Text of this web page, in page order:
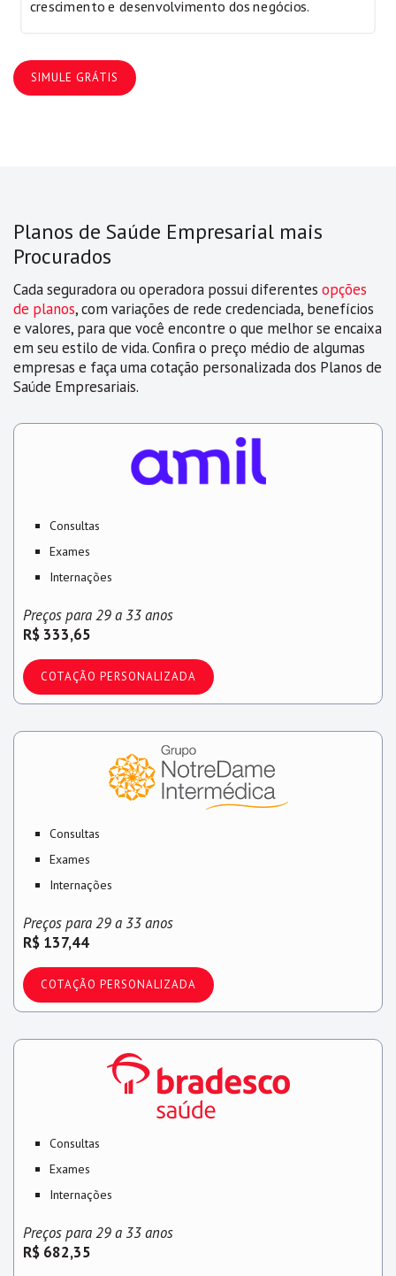
crescimento e desenvolvimento dos negócios.
SIMULE GRÁTIS
Planos de Saúde Empresarial mais
Procurados
Cada seguradora ou operadora possui diferentes opções
de planos, com variações de rede credenciada, benefícios
e valores, para que você encontre o que melhor se encaixa
em seu estilo de vida. Confira o preço médio de algumas
empresas e faça uma cotação personalizada dos Planos de
Saúde Empresariais.
Consultas
Exames
Internações
Preços para 29 a 33 anos
R$ 333,65
COTAÇÃO PERSONALIZADA
Consultas
Exames
Internações
Preços para 29 a 33 anos
R$ 137,44
COTAÇÃO PERSONALIZADA
Consultas
Exames
Internações
Preços para 29 a 33 anos
R$ 682,35